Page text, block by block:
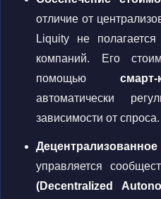
отличие от
Liquity не
компаний. Его
помощью смарт-
автоматически
зависимости от спроса.
управляется
(Decentralized